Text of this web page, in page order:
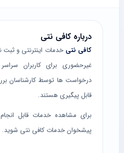
درباره کافی نتی
کافی نتی خدمات اینترنتی و ثبت
غیرحضوری برای کاربران
درخواست ها توسط کارشناسان
قابل پیگیری هستند.
برای مشاهده خدمات قابل
پیشخوان خدمات کافی نتی شوید.